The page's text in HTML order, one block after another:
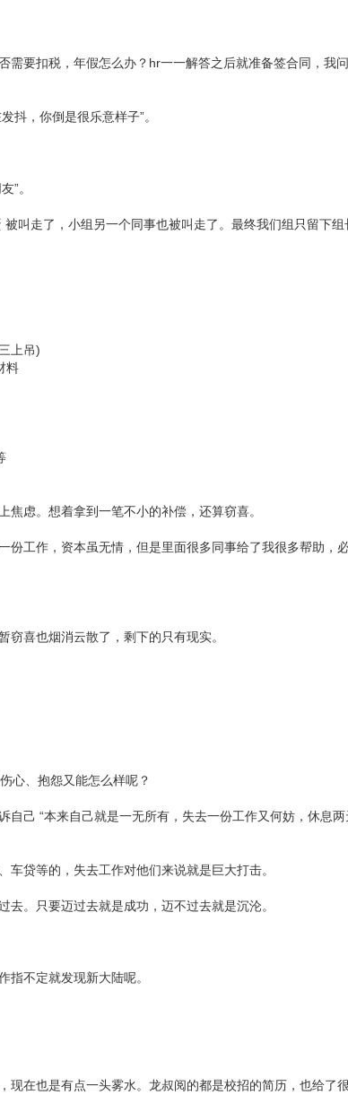
要扣税，年假怎么办？hr一一解答之后就准备签合同，我
抖，你倒是很乐意样子”。
”。
叫走了，小组另一个同事也被叫走了。最终我们组只留下组
上吊)
料
虑。想着拿到一笔不小的补偿，还算窃喜。
工作，资本虽无情，但是里面很多同事给了我很多帮助，
喜也烟消云散了，剩下的只有现实。
心、抱怨又能怎么样呢？
己 “本来自己就是一无所有，失去一份工作又何妨，休息
贷等的，失去工作对他们来说就是巨大打击。
。只要迈过去就是成功，迈不过去就是沉沦。
不定就发现新大陆呢。
在也是有点一头雾水。龙叔阅的都是校招的简历，也给了